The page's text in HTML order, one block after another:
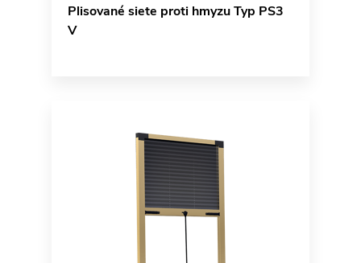
Plisované siete proti hmyzu Typ PS3
V